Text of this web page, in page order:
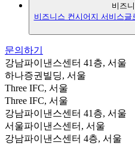
비즈
비즈니스 컨시어지 서비스글
문의하기
강남파이낸스센터 41층, 서울
하나증권빌딩, 서울
Three IFC, 서울
Three IFC, 서울
강남파이낸스센터 41층, 서울
서울파이낸스센터, 서울
강남파이낸스센터 4층, 서울